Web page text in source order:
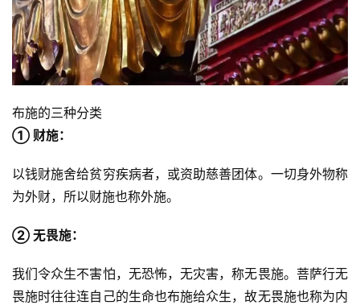
布施的三种分类
① 财施：
以钱财施舍给贫穷疾病者，或资助慈善团体。一切身外物称
为外财，所以财施也称外施。
② 无畏施：
我们令众生不害怕，无恐怖，无灾害，称无畏施。菩萨行无
畏施时往往连自己的生命也布施给众生，故无畏施也称为内